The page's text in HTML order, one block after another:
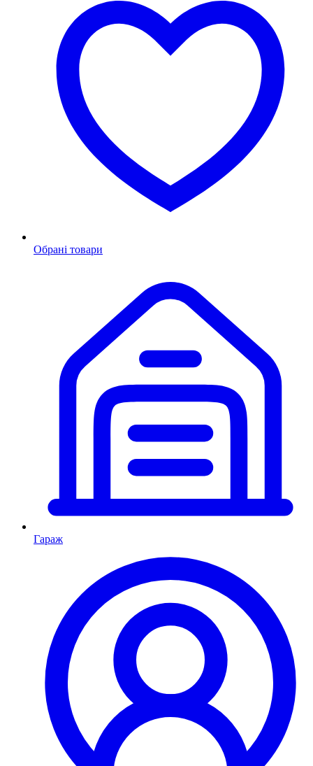
Обрані товари
Гараж